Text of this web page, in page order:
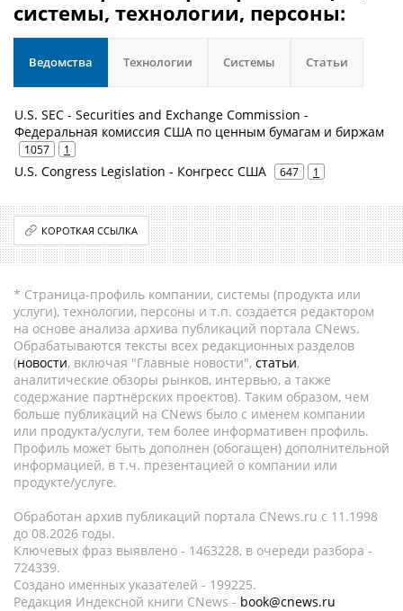
системы, технологии, персоны:
Ведомства Технологии Системы Статьи
U.S. SEC - Securities and Exchange Commission -
Федеральная комиссия США по ценным бумагам и биржам
1057 1
U.S. Congress Legislation - Конгресс США 647 1
КОРОТКАЯ ССЫЛКА
* Страница-профиль компании, системы (продукта или
услуги), технологии, персоны и т.п. создается редактором
на основе анализа архива публикаций портала CNews.
Обрабатываются тексты всех редакционных разделов
(новости, включая "Главные новости", статьи,
аналитические обзоры рынков, интервью, а также
содержание партнёрских проектов). Таким образом, чем
больше публикаций на CNews было с именем компании
или продукта/услуги, тем более информативен профиль.
Профиль может быть дополнен (обогащен) дополнительной
информацией, в т.ч. презентацией о компании или
продукте/услуге.
Обработан архив публикаций портала CNews.ru c 11.1998
до 08.2026 годы.
Ключевых фраз выявлено - 1463228, в очереди разбора -
724339.
Создано именных указателей - 199225.
Редакция Индексной книги CNews - book@cnews.ru